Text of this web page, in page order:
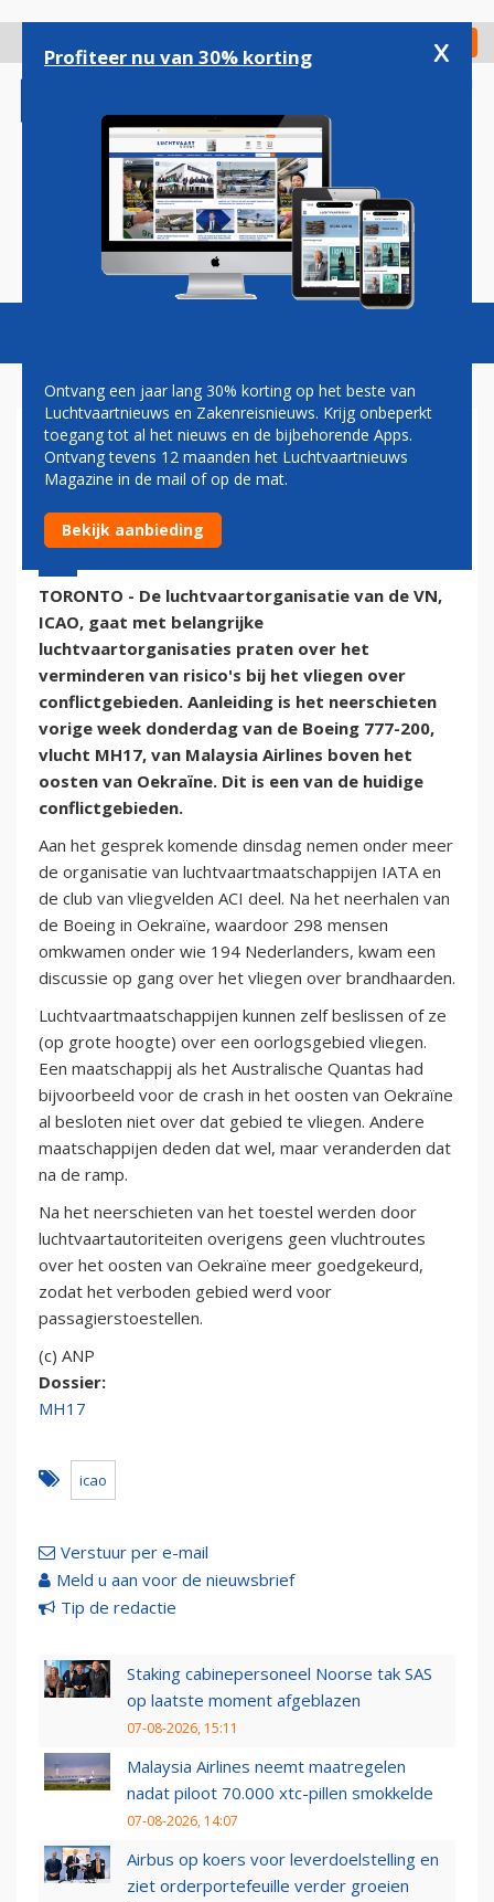
gaan
Check in
Magazine Podcasts Vacatures
ICAO WIL PRATEN OVER
VLIEGEN EN BRANDHAARDEN
25 juli 2014 - 19:13
TORONTO - De luchtvaartorganisatie van de VN,
ICAO, gaat met belangrijke
luchtvaartorganisaties praten over het
verminderen van risico's bij het vliegen over
conflictgebieden. Aanleiding is het neerschieten
vorige week donderdag van de Boeing 777-200,
vlucht MH17, van Malaysia Airlines boven het
oosten van Oekraïne. Dit is een van de huidige
conflictgebieden.
Aan het gesprek komende dinsdag nemen onder meer
de organisatie van luchtvaartmaatschappijen IATA en
de club van vliegvelden ACI deel. Na het neerhalen van
de Boeing in Oekraïne, waardoor 298 mensen
omkwamen onder wie 194 Nederlanders, kwam een
discussie op gang over het vliegen over brandhaarden.
Luchtvaartmaatschappijen kunnen zelf beslissen of ze
(op grote hoogte) over een oorlogsgebied vliegen.
Een maatschappij als het Australische Quantas had
bijvoorbeeld voor de crash in het oosten van Oekraïne
al besloten niet over dat gebied te vliegen. Andere
maatschappijen deden dat wel, maar veranderden dat
na de ramp.
Na het neerschieten van het toestel werden door
luchtvaartautoriteiten overigens geen vluchtroutes
over het oosten van Oekraïne meer goedgekeurd,
zodat het verboden gebied werd voor
passagierstoestellen.
(c) ANP
Dossier:
MH17
icao
Verstuur per e-mail
Meld u aan voor de nieuwsbrief
Tip de redactie
Staking cabinepersoneel Noorse tak SAS
op laatste moment afgeblazen
07-08-2026, 15:11
Malaysia Airlines neemt maatregelen
nadat piloot 70.000 xtc-pillen smokkelde
07-08-2026, 14:07
Airbus op koers voor leverdoelstelling en
ziet orderportefeuille verder groeien
Profiteer nu van 30% korting x
Ontvang een jaar lang 30% korting op het beste van
Luchtvaartnieuws en Zakenreisnieuws. Krijg onbeperkt
toegang tot al het nieuws en de bijbehorende Apps.
Ontvang tevens 12 maanden het Luchtvaartnieuws
Magazine in de mail of op de mat.
Bekijk aanbieding